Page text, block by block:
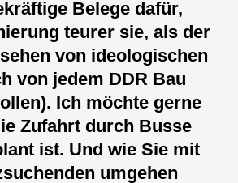
Belege dafür,
teurer sie, als der
von ideologischen
von jedem DDR Bau
Ich möchte gerne
Zufahrt durch Busse
ist. Und wie Sie mit
umgehen